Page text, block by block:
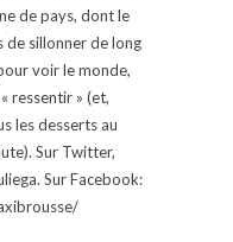
de pays, dont le
de sillonner de long
voir le monde,
ressentir » (et,
les desserts au
Sur Twitter,
Sur Facebook: